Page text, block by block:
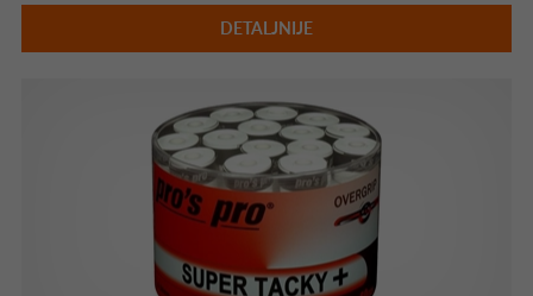
DETALJNIJE